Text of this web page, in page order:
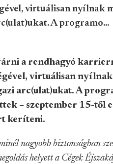
virtuálisan nyílnak
A programo...
a rendhagyó
virtuálisan nyílnak
arc(ulat)ukat. A
– szeptember 15-től
keríteni.
nagyobb biztonságban
helyett a Cégek